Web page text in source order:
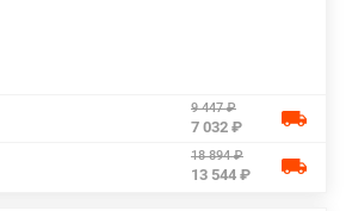
9 447 ₽
7 032 ₽
18 894 ₽
13 544 ₽